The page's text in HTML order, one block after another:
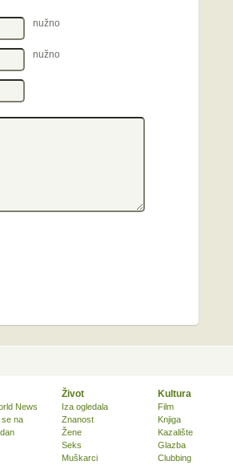
nužno
nužno
News
se na
Život
Iza ogledala
Znanost
Žene
Seks
Muškarci
Kultura
Film
Knjiga
Kazalište
Glazba
Clubbing